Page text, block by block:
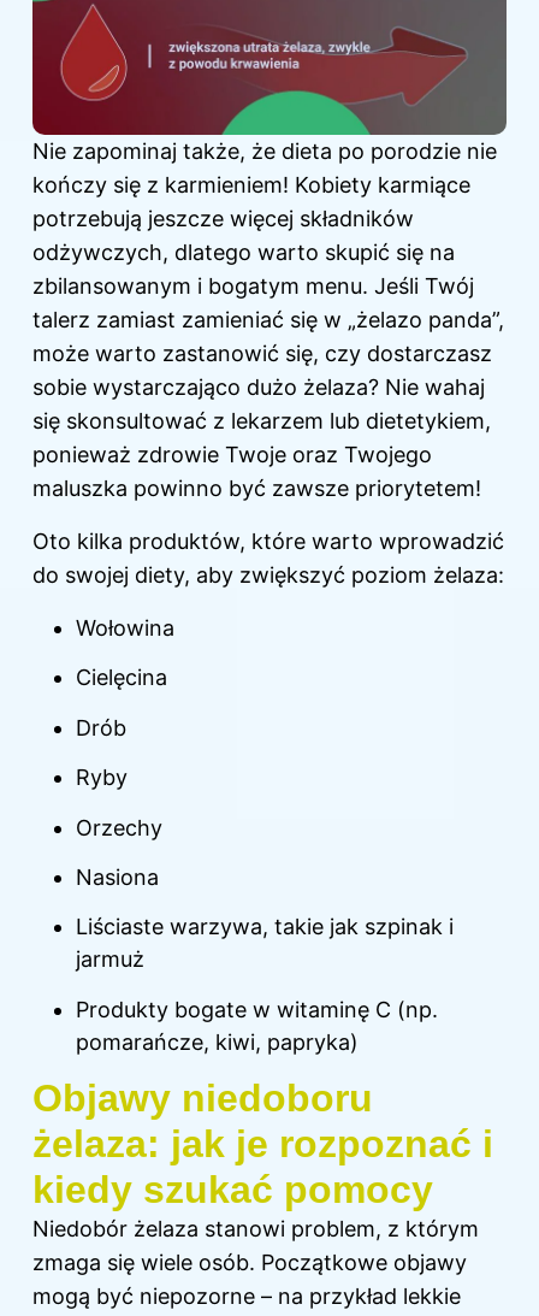
Nie zapominaj także, że dieta po porodzie nie
kończy się z karmieniem! Kobiety karmiące
potrzebują jeszcze więcej składników
odżywczych, dlatego warto skupić się na
zbilansowanym i bogatym menu. Jeśli Twój
talerz zamiast zamieniać się w „żelazo panda”,
może warto zastanowić się, czy dostarczasz
sobie wystarczająco dużo żelaza? Nie wahaj
się skonsultować z lekarzem lub dietetykiem,
ponieważ zdrowie Twoje oraz Twojego
maluszka powinno być zawsze priorytetem!
Oto kilka produktów, które warto wprowadzić
do swojej diety, aby zwiększyć poziom żelaza:
Wołowina
Cielęcina
Drób
Ryby
Orzechy
Nasiona
Liściaste warzywa, takie jak szpinak i
jarmuż
Produkty bogate w witaminę C (np.
pomarańcze, kiwi, papryka)
Objawy niedoboru
żelaza: jak je rozpoznać i
kiedy szukać pomocy
Niedobór żelaza stanowi problem, z którym
zmaga się wiele osób. Początkowe objawy
mogą być niepozorne – na przykład lekkie